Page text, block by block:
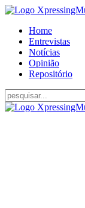
Home
Entrevistas
Notícias
Opinião
Repositório